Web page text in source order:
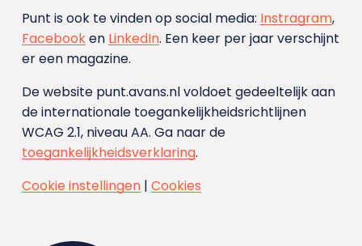
Punt is ook te vinden op social media: Instragram,
Facebooken LinkedIn. Een keer per jaar verschijnt
er een magazine.
De website punt.avans.nl voldoet gedeeltelijk aan
de internationale toegankelijkheidsrichtlijnen
WCAG 2.1, niveau AA. Ga naar de
toegankelijkheidsverklaring.
Cookie instellingen| Cookies